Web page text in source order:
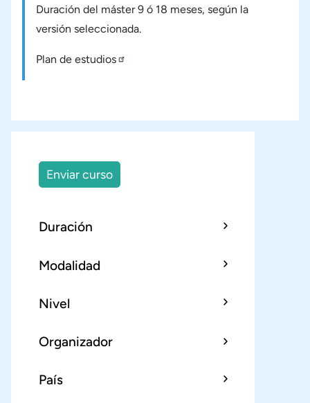
Duración del máster 9 ó 18 meses, según la
versión seleccionada.
Plan de estudios
Enviar curso
Duración
Modalidad
Nivel
Organizador
País